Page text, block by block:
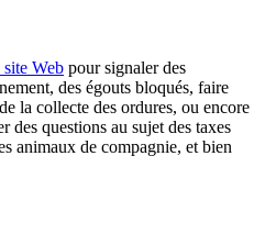
Web pour signaler des
des égouts bloqués, faire
la collecte des ordures, ou encore
des questions au sujet des taxes
animaux de compagnie, et bien